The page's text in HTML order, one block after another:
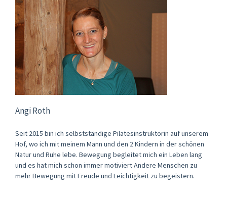
Angi Roth
Seit 2015 bin ich selbstständige Pilatesinstruktorin auf unserem
Hof, wo ich mit meinem Mann und den 2 Kindern in der schönen
Natur und Ruhe lebe. Bewegung begleitet mich ein Leben lang
und es hat mich schon immer motiviert Andere Menschen zu
mehr Bewegung mit Freude und Leichtigkeit zu begeistern.